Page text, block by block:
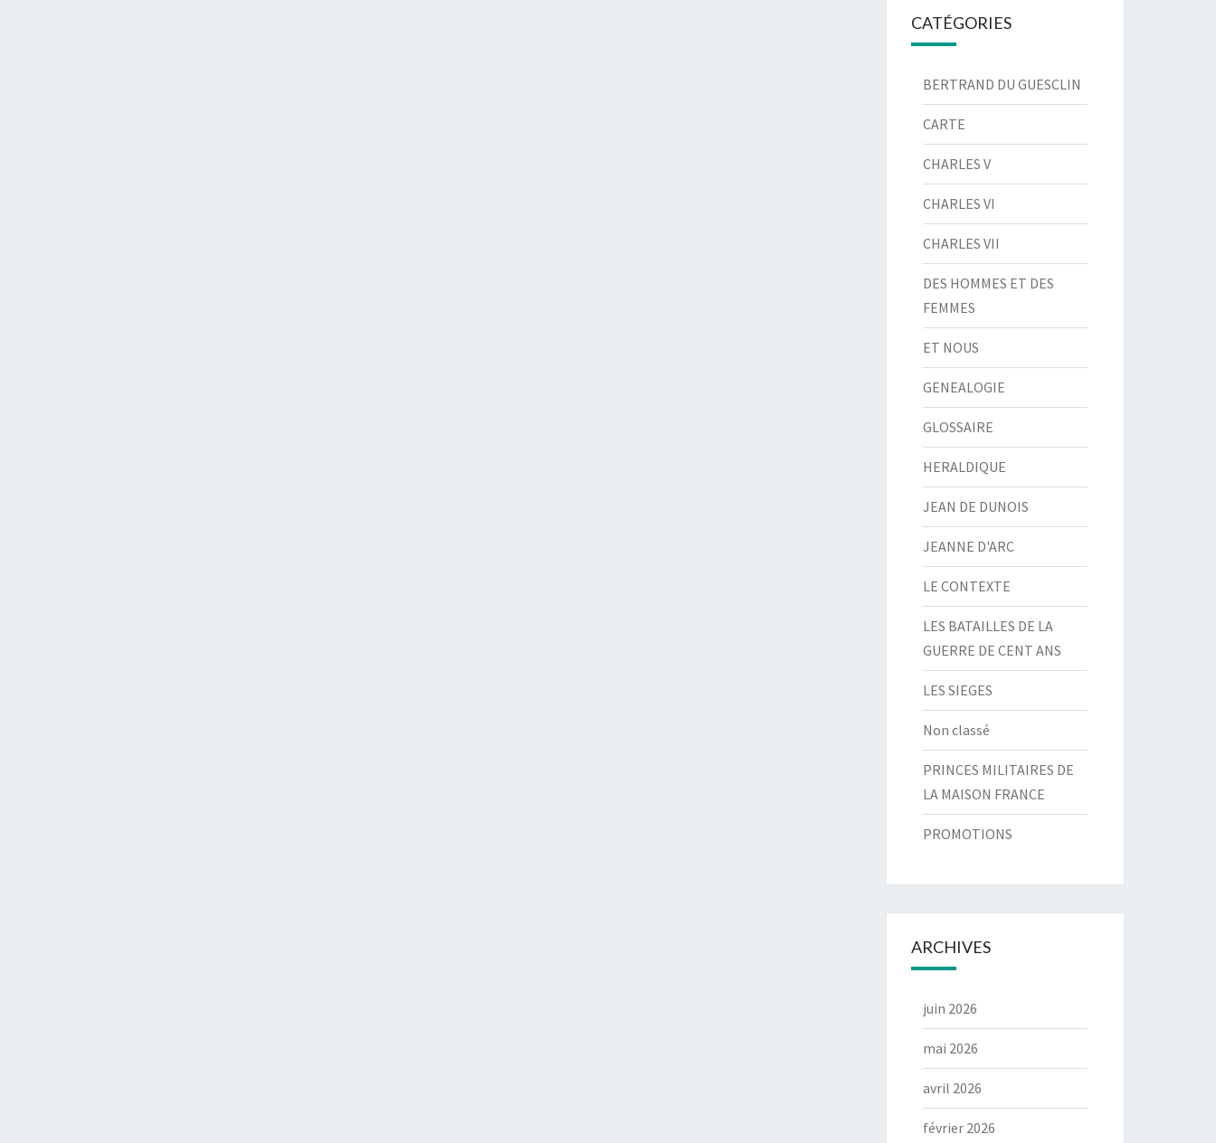
CATÉGORIES
BERTRAND DU GUESCLIN
CARTE
CHARLES V
CHARLES VI
CHARLES VII
DES HOMMES ET DES
FEMMES
ET NOUS
GENEALOGIE
GLOSSAIRE
HERALDIQUE
JEAN DE DUNOIS
JEANNE D'ARC
LE CONTEXTE
LES BATAILLES DE LA
GUERRE DE CENT ANS
LES SIEGES
Non classé
PRINCES MILITAIRES DE
LA MAISON FRANCE
PROMOTIONS
ARCHIVES
juin 2026
mai 2026
avril 2026
février 2026